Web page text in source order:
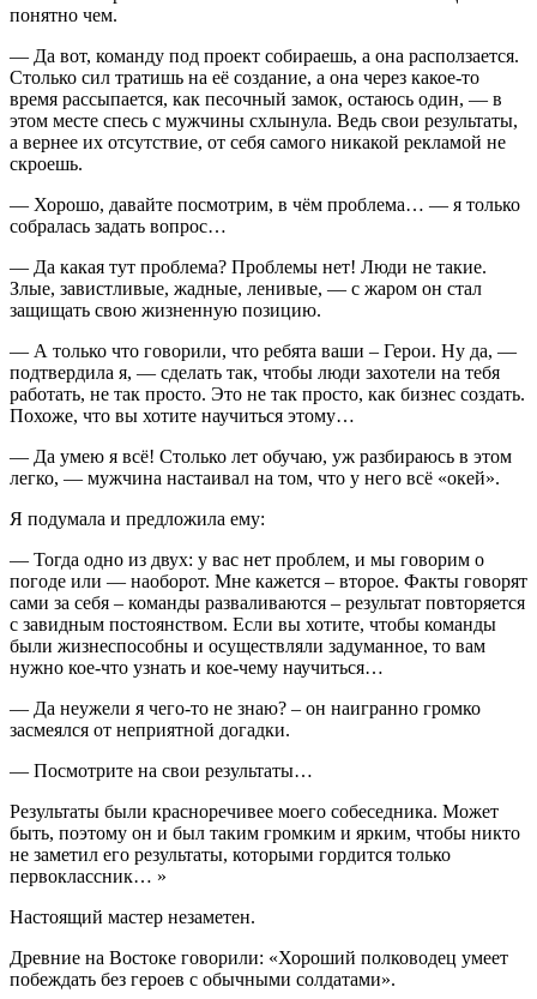
понятно чем.
— Да вот, команду под проект собираешь, а она расползается.
Столько сил тратишь на её создание, а она через какое-то
время рассыпается, как песочный замок, остаюсь один, — в
этом месте спесь с мужчины схлынула. Ведь свои результаты,
а вернее их отсутствие, от себя самого никакой рекламой не
скроешь.
— Хорошо, давайте посмотрим, в чём проблема… — я только
собралась задать вопрос…
— Да какая тут проблема? Проблемы нет! Люди не такие.
Злые, завистливые, жадные, ленивые, — с жаром он стал
защищать свою жизненную позицию.
— А только что говорили, что ребята ваши – Герои. Ну да, —
подтвердила я, — сделать так, чтобы люди захотели на тебя
работать, не так просто. Это не так просто, как бизнес создать.
Похоже, что вы хотите научиться этому…
— Да умею я всё! Столько лет обучаю, уж разбираюсь в этом
легко, — мужчина настаивал на том, что у него всё «окей».
Я подумала и предложила ему:
— Тогда одно из двух: у вас нет проблем, и мы говорим о
погоде или — наоборот. Мне кажется – второе. Факты говорят
сами за себя – команды разваливаются – результат повторяется
с завидным постоянством. Если вы хотите, чтобы команды
были жизнеспособны и осуществляли задуманное, то вам
нужно кое-что узнать и кое-чему научиться…
— Да неужели я чего-то не знаю? – он наигранно громко
засмеялся от неприятной догадки.
— Посмотрите на свои результаты…
Результаты были красноречивее моего собеседника. Может
быть, поэтому он и был таким громким и ярким, чтобы никто
не заметил его результаты, которыми гордится только
первоклассник… »
Настоящий мастер незаметен.
Древние на Востоке говорили: «Хороший полководец умеет
побеждать без героев с обычными солдатами».